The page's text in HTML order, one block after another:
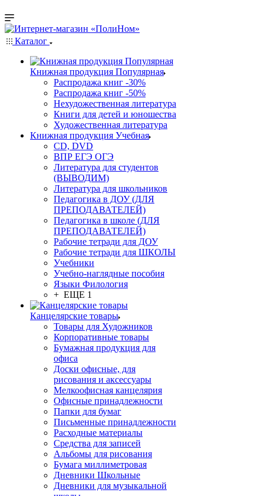
Каталог
Книжная продукция Популярная
Распродажа книг -30%
Распродажа книг -50%
Нехудожественная литература
Книги для детей и юношества
Художественная литература
Книжная продукция Учебная
CD, DVD
ВПР ЕГЭ ОГЭ
Литература для студентов
(ВЫВОДИМ)
Литература для школьников
Педагогика в ДОУ (ДЛЯ
ПРЕПОДАВАТЕЛЕЙ)
Педагогика в школе (ДЛЯ
ПРЕПОДАВАТЕЛЕЙ)
Рабочие тетради для ДОУ
Рабочие тетради для ШКОЛЫ
Учебники
Учебно-наглядные пособия
Языки Филология
+ ЕЩЕ 1
Канцелярские товары
Товары для Художников
Корпоративные товары
Бумажная продукция для
офиса
Доски офисные, для
рисования и аксессуары
Мелкоофисная канцелярия
Офисные принадлежности
Папки для бумаг
Письменные принадлежности
Расходные материалы
Средства для записей
Альбомы для рисования
Бумага миллиметровая
Дневники Школьные
Дневники для музыкальной